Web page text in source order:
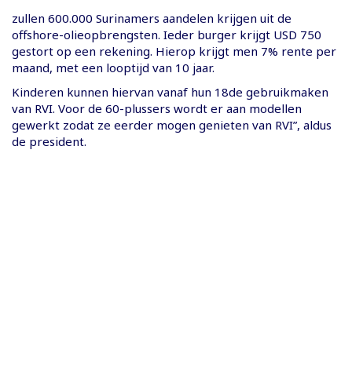
zullen 600.000 Surinamers aandelen krijgen uit de
offshore-olieopbrengsten. Ieder burger krijgt USD 750
gestort op een rekening. Hierop krijgt men 7% rente per
maand, met een looptijd van 10 jaar.
Kinderen kunnen hiervan vanaf hun 18de gebruikmaken
van RVI. Voor de 60-plussers wordt er aan modellen
gewerkt zodat ze eerder mogen genieten van RVI”, aldus
de president.